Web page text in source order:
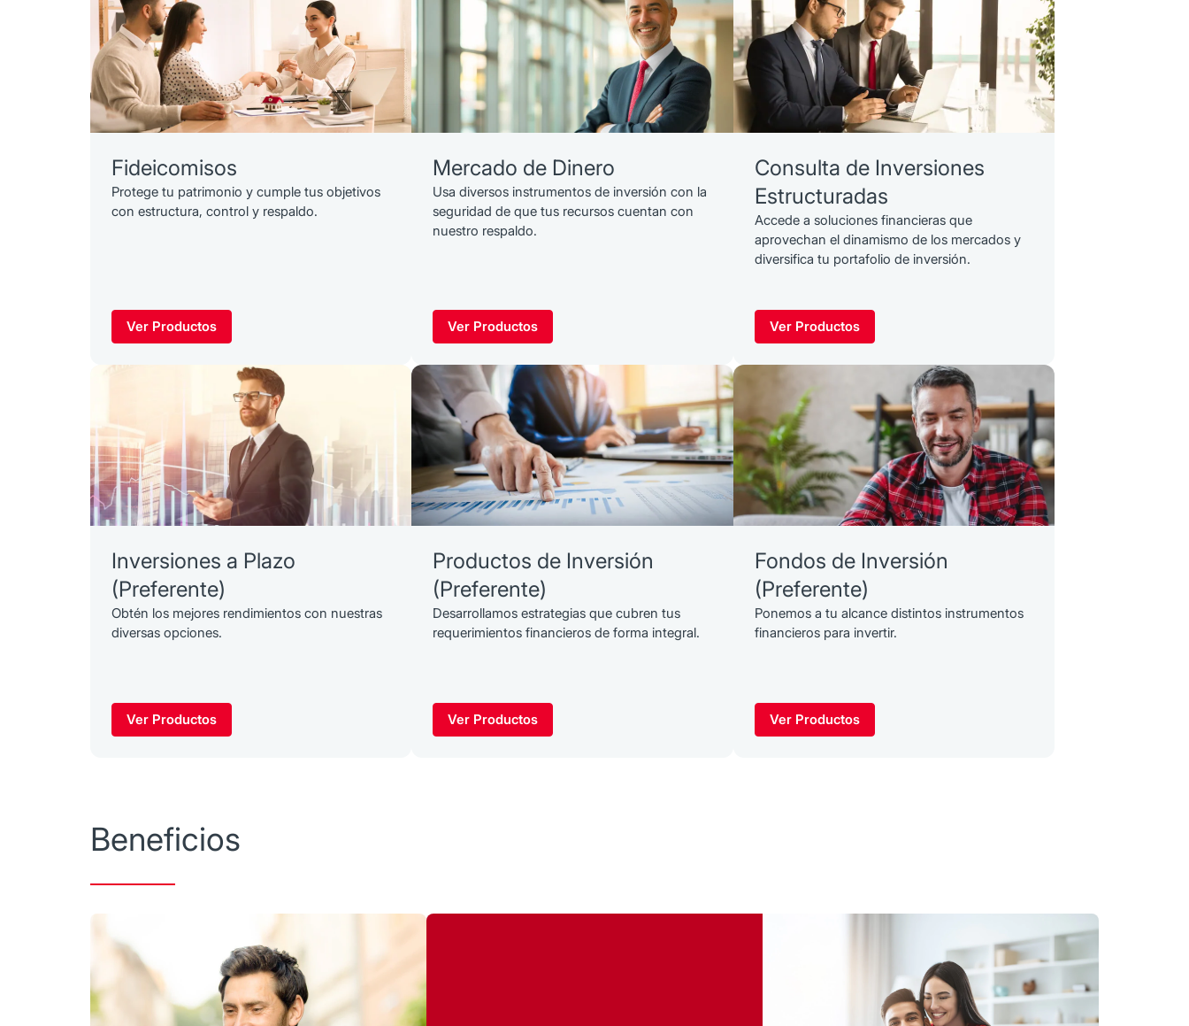
Fideicomisos
Protege tu patrimonio y cumple tus objetivos
con estructura, control y respaldo.
Ver Productos
Mercado de Dinero
Usa diversos instrumentos de inversión con la
seguridad de que tus recursos cuentan con
nuestro respaldo.
Ver Productos
Consulta de Inversiones
Estructuradas
Accede a soluciones financieras que
aprovechan el dinamismo de los mercados y
diversifica tu portafolio de inversión.
Ver Productos
Inversiones a Plazo
(Preferente)
Obtén los mejores rendimientos con nuestras
diversas opciones.
Ver Productos
Productos de Inversión
(Preferente)
Desarrollamos estrategias que cubren tus
requerimientos financieros de forma integral.
Ver Productos
Fondos de Inversión
(Preferente)
Ponemos a tu alcance distintos instrumentos
financieros para invertir.
Ver Productos
Beneficios
Elige el fondo que mejor se adapte a lo que estás buscando y deja que nuestro
equipo experto invierta por ti. Así, tu dinero se diversifica a través de distintas
opciones para ofrecerte mayores oportunidades.